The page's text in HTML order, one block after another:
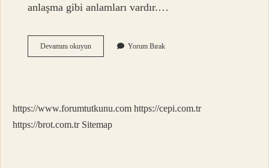
anlaşma gibi anlamları vardır.…
Devamını okuyunBaşarma
Işi
Yorum Bırak
https://www.forumtutkunu.com https://cepi.com.tr
https://brot.com.tr Sitemap